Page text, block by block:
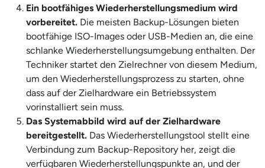
Ein bootfähiges Wiederherstellungsmedium wird
vorbereitet. Die meisten Backup-Lösungen bieten
bootfähige ISO-Images oder USB-Medien an, die eine
schlanke Wiederherstellungsumgebung enthalten. Der
Techniker startet den Zielrechner von diesem Medium,
um den Wiederherstellungsprozess zu starten, ohne
dass auf der Zielhardware ein Betriebssystem
vorinstalliert sein muss.
Das Systemabbild wird auf der Zielhardware
bereitgestellt. Das Wiederherstellungstool stellt eine
Verbindung zum Backup-Repository her, zeigt die
verfügbaren Wiederherstellungspunkte an, und der